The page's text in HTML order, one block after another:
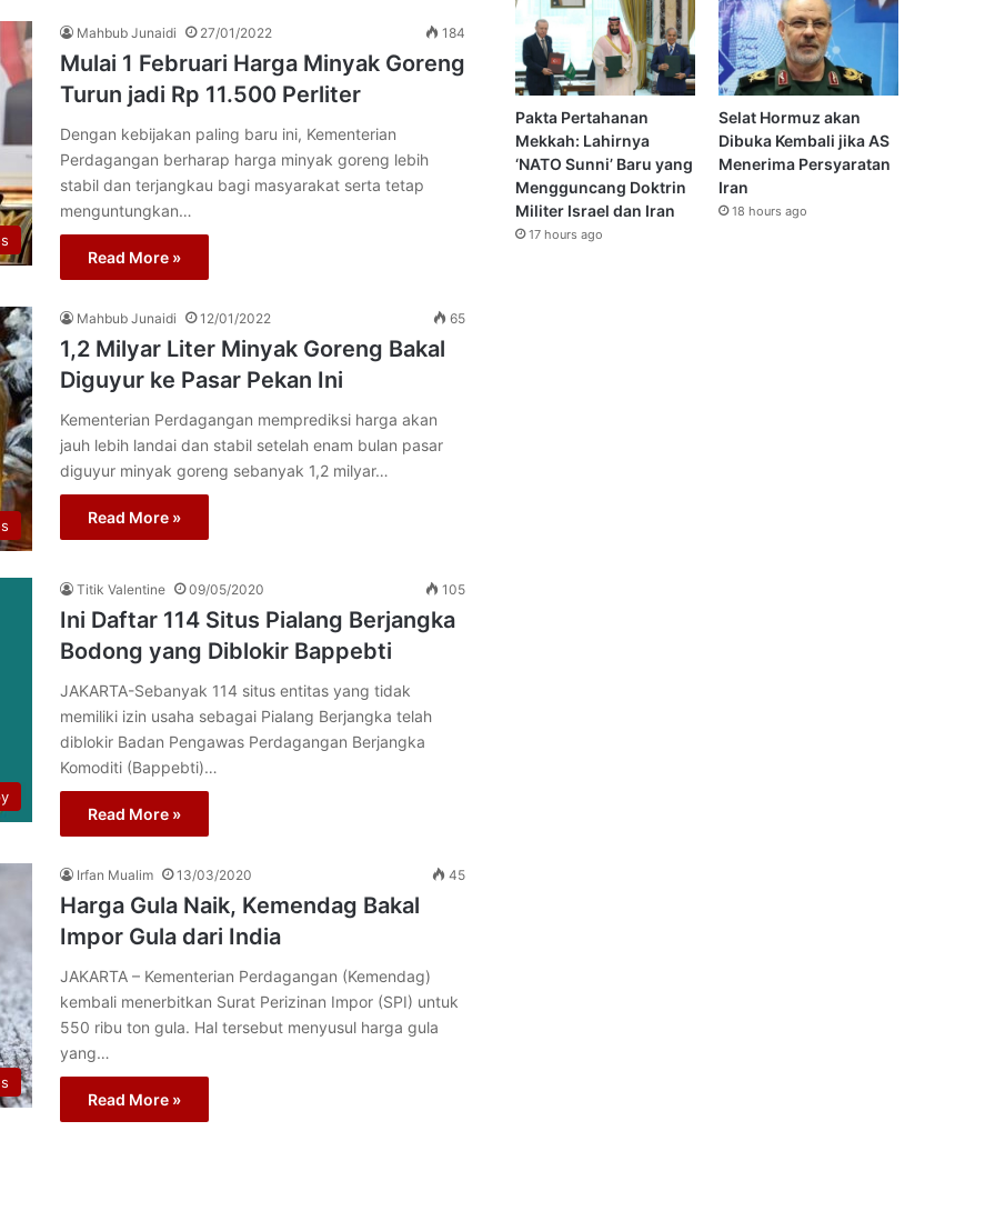
Mahbub Junaidi 27/01/2022 184
Mulai 1 Februari Harga Minyak Goreng
Turun jadi Rp 11.500 Perliter
Dengan kebijakan paling baru ini, Kementerian
Perdagangan berharap harga minyak goreng lebih
stabil dan terjangkau bagi masyarakat serta tetap
menguntungkan…
Read More »
Mahbub Junaidi 12/01/2022 65
1,2 Milyar Liter Minyak Goreng Bakal
Diguyur ke Pasar Pekan Ini
Kementerian Perdagangan memprediksi harga akan
jauh lebih landai dan stabil setelah enam bulan pasar
diguyur minyak goreng sebanyak 1,2 milyar…
Read More »
Titik Valentine 09/05/2020 105
Ini Daftar 114 Situs Pialang Berjangka
Bodong yang Diblokir Bappebti
JAKARTA-Sebanyak 114 situs entitas yang tidak
memiliki izin usaha sebagai Pialang Berjangka telah
diblokir Badan Pengawas Perdagangan Berjangka
Komoditi (Bappebti)…
Read More »
Irfan Mualim 13/03/2020 45
Harga Gula Naik, Kemendag Bakal
Impor Gula dari India
JAKARTA – Kementerian Perdagangan (Kemendag)
kembali menerbitkan Surat Perizinan Impor (SPI) untuk
550 ribu ton gula. Hal tersebut menyusul harga gula
yang…
Read More »
Pakta Pertahanan
Mekkah: Lahirnya
‘NATO Sunni’ Baru yang
Mengguncang Doktrin
Militer Israel dan Iran
17 hours ago
Selat Hormuz akan
Dibuka Kembali jika AS
Menerima Persyaratan
Iran
18 hours ago